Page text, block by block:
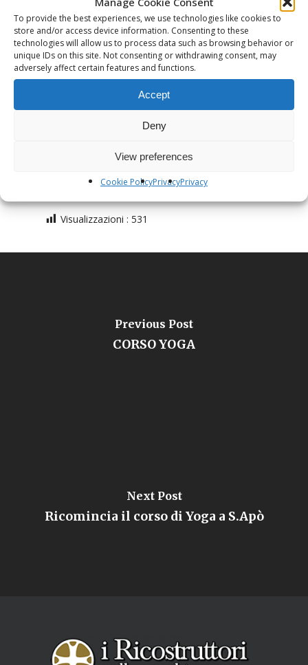
To provide the best experiences, we use technologies like cookies to
store and/or access device information. Consenting to these
technologies will allow us to process data such as browsing behavior or
unique IDs on this site. Not consenting or withdrawing consent, may
adversely affect certain features and functions.
Accept
Deny
View preferences
Cookie PolicyPrivacyPrivacy
Date(s) - 08/01/2024 - 31/07/2024
Localitá
Devadatta Torino
Visualizzazioni : 531
Previous Post
CORSO YOGA
Next Post
Ricomincia il corso di Yoga a S.Apò